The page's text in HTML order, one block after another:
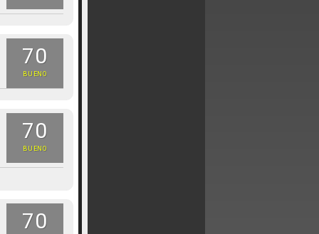
70
BUENO
70
BUENO
70